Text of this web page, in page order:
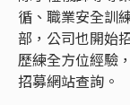
循、職業安全訓
部，公司也開始
歷練全方位經驗
招募網站查詢。